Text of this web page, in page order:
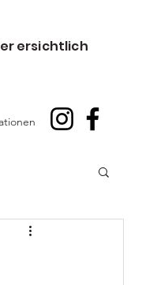
ersichtlich